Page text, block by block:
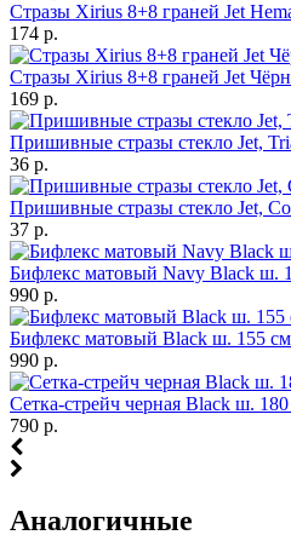
Стразы Xirius 8+8 граней Jet
174 р.
Стразы Xirius 8+8 граней Jet
169 р.
Пришивные стразы стекло Jet,
36 р.
Пришивные стразы стекло Jet,
37 р.
Бифлекс матовый Navy Black ш.
990 р.
Бифлекс матовый Black ш. 155
990 р.
Сетка-стрейч черная Black ш.
790 р.
Аналогичные